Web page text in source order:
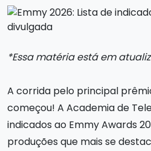
*Essa matéria está em
A corrida pelo principal
começou! A Academia de
indicados ao Emmy Awards
produções que mais se